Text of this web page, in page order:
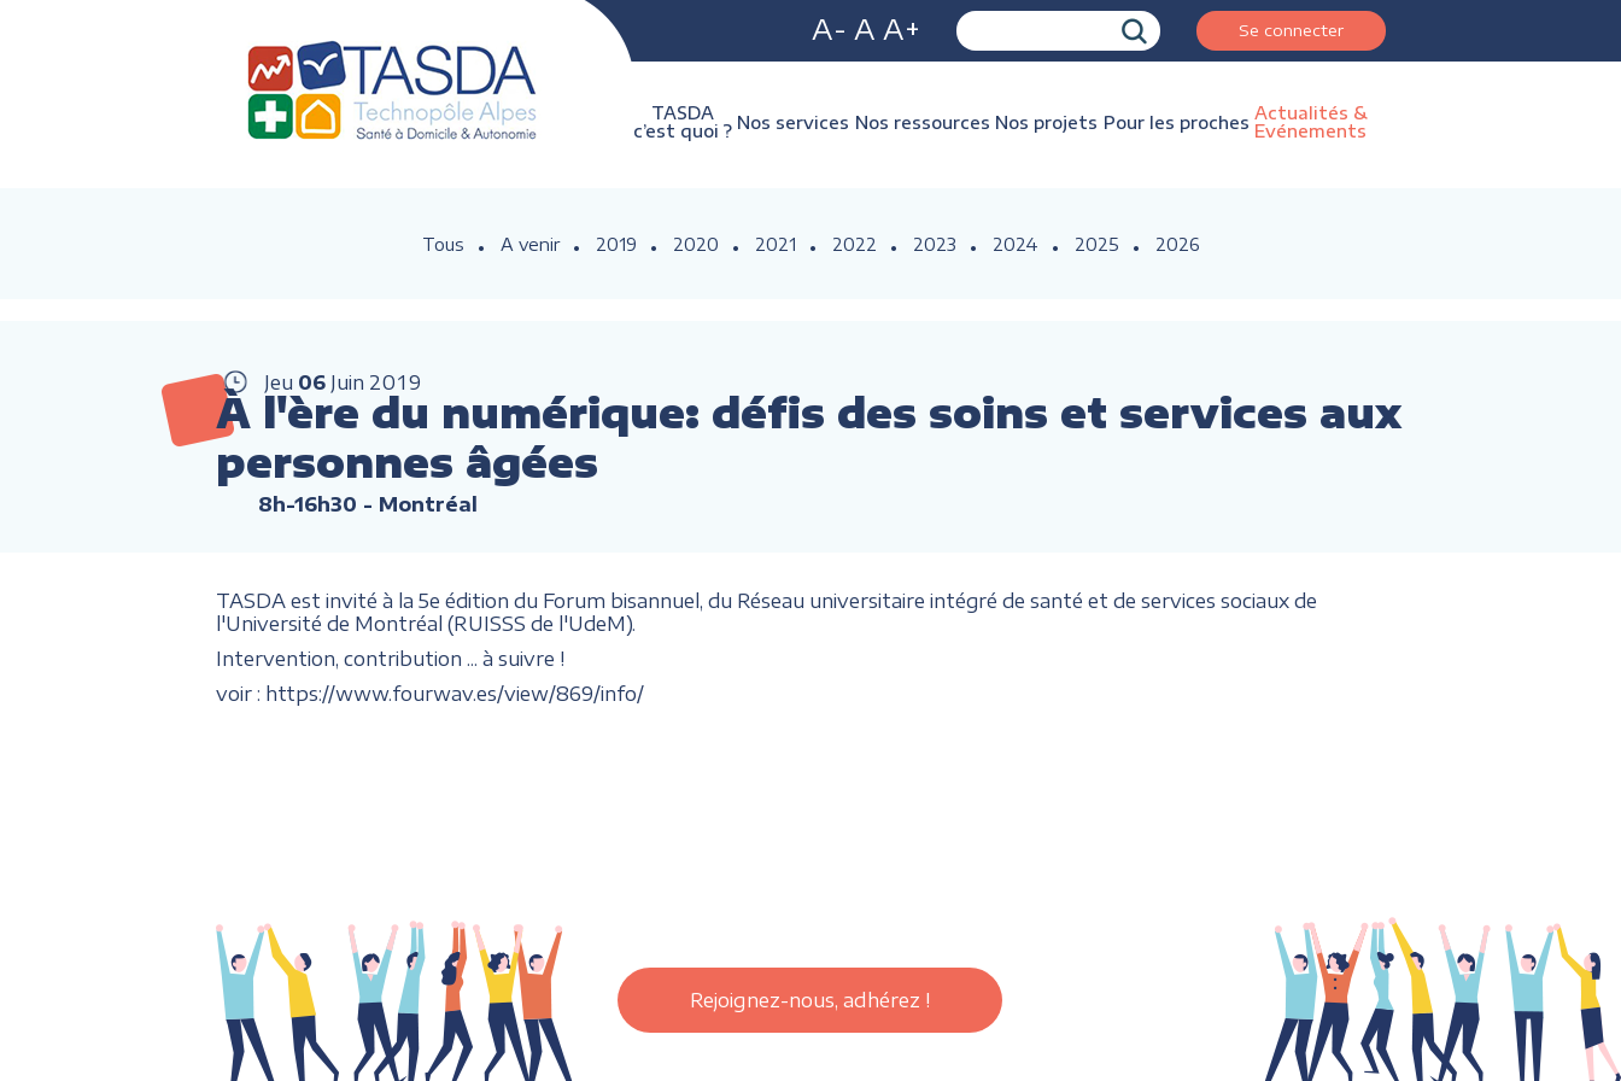
A- A A+ Se connecter
TASDA
c’est quoi ? Nos services Nos ressources Nos projets Pour les proches Actualités &
Evénements
Tous A venir 2019 2020 2021 2022 2023 2024 2025 2026
Jeu 06 Juin 2019
À l'ère du numérique: défis des soins et services aux
personnes âgées
8h-16h30 - Montréal
TASDA est invité à la 5e édition du Forum bisannuel, du Réseau universitaire intégré de santé et de services sociaux de
l'Université de Montréal (RUISSS de l'UdeM).
Intervention, contribution ... à suivre !
voir : https://www.fourwav.es/view/869/info/
Rejoignez-nous, adhérez !